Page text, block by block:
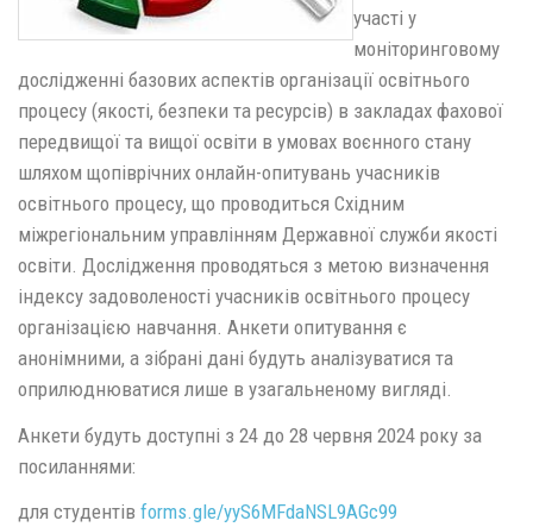
участі у
моніторинговому
дослідженні базових аспектів організації освітнього
процесу (якості, безпеки та ресурсів) в закладах фахової
передвищої та вищої освіти в умовах воєнного стану
шляхом щопіврічних онлайн-опитувань учасників
освітнього процесу, що проводиться Східним
міжрегіональним управлінням Державної служби якості
освіти. Дослідження проводяться з метою визначення
індексу задоволеності учасників освітнього процесу
організацією навчання. Анкети опитування є
анонімними, а зібрані дані будуть аналізуватися та
оприлюднюватися лише в узагальненому вигляді.
Анкети будуть доступні з 24 до 28 червня 2024 року за
посиланнями:
для студентів forms.gle/yyS6MFdaNSL9AGc99